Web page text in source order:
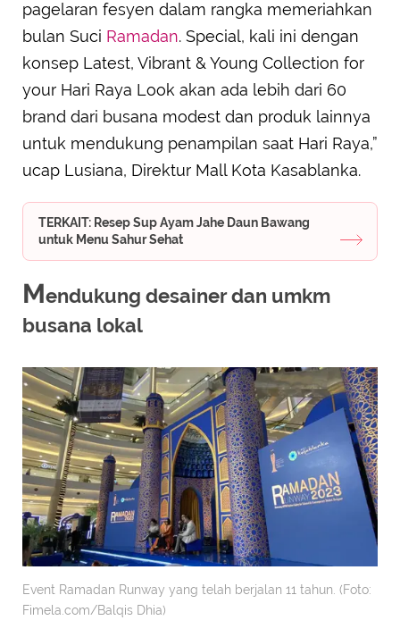
pagelaran fesyen dalam rangka memeriahkan
bulan Suci Ramadan. Special, kali ini dengan
konsep Latest, Vibrant & Young Collection for
your Hari Raya Look akan ada lebih dari 60
brand dari busana modest dan produk lainnya
untuk mendukung penampilan saat Hari Raya,”
ucap Lusiana, Direktur Mall Kota Kasablanka.
TERKAIT: Resep Sup Ayam Jahe Daun Bawang
untuk Menu Sahur Sehat
Mendukung desainer dan umkm
busana lokal
Event Ramadan Runway yang telah berjalan 11 tahun. (Foto:
Fimela.com/Balqis Dhia)